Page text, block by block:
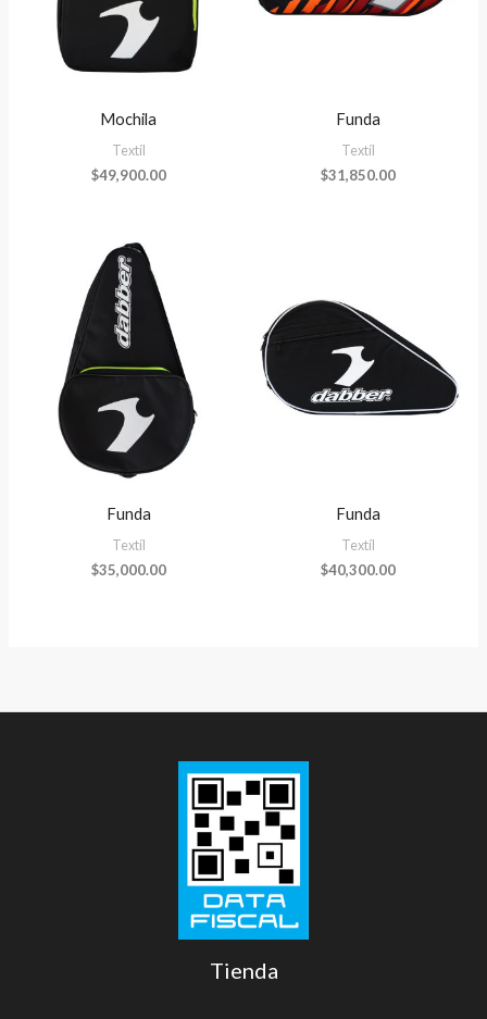
Mochila
Textíl
$49,900.00
Funda
Textíl
$31,850.00
Funda
Textíl
$35,000.00
Funda
Textíl
$40,300.00
Tienda